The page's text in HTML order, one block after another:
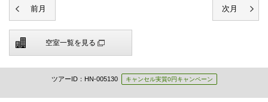
空室一覧を見る
ツアーID：HN-005130 キャンセル実質0円キャンペーン